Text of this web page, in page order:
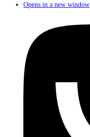
Opens in a new window